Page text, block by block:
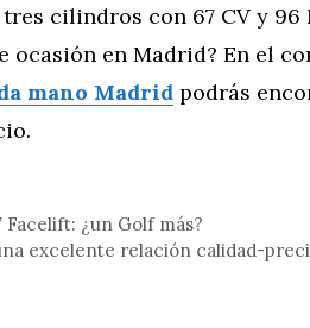
cilindros con 67 CV y
ocasión en Madrid? En el
mano Madrid podrás
¿un Golf más?
excelente relación calidad-